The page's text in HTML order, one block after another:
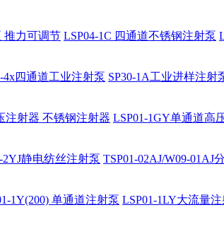
推力可调节 LSP04-1C 四通道不锈钢注射泵
4x四通道工业注射泵 SP30-1A工业进样注射
注射器 不锈钢注射器 LSP01-1GY单通道高
2YJ静电纺丝注射泵 TSP01-02AJ/W09-01AJ
1Y(200) 单通道注射泵 LSP01-1LY大流量